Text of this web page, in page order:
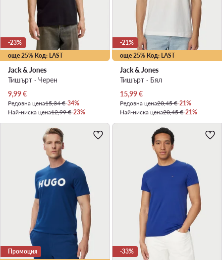
още 25% Код: LAST
-23%
Jack & Jones
Тишърт · Черен
Актуална цена
9,99€
Редовна цена15,34 €-34%
Най-ниска цена12,99 €-23%
още 25% Код: LAST
-21%
Jack & Jones
Тишърт · Бял
Актуална цена
15,99€
Редовна цена20,45 €-21%
Най-ниска цена20,45 €-21%
Промоция -33%